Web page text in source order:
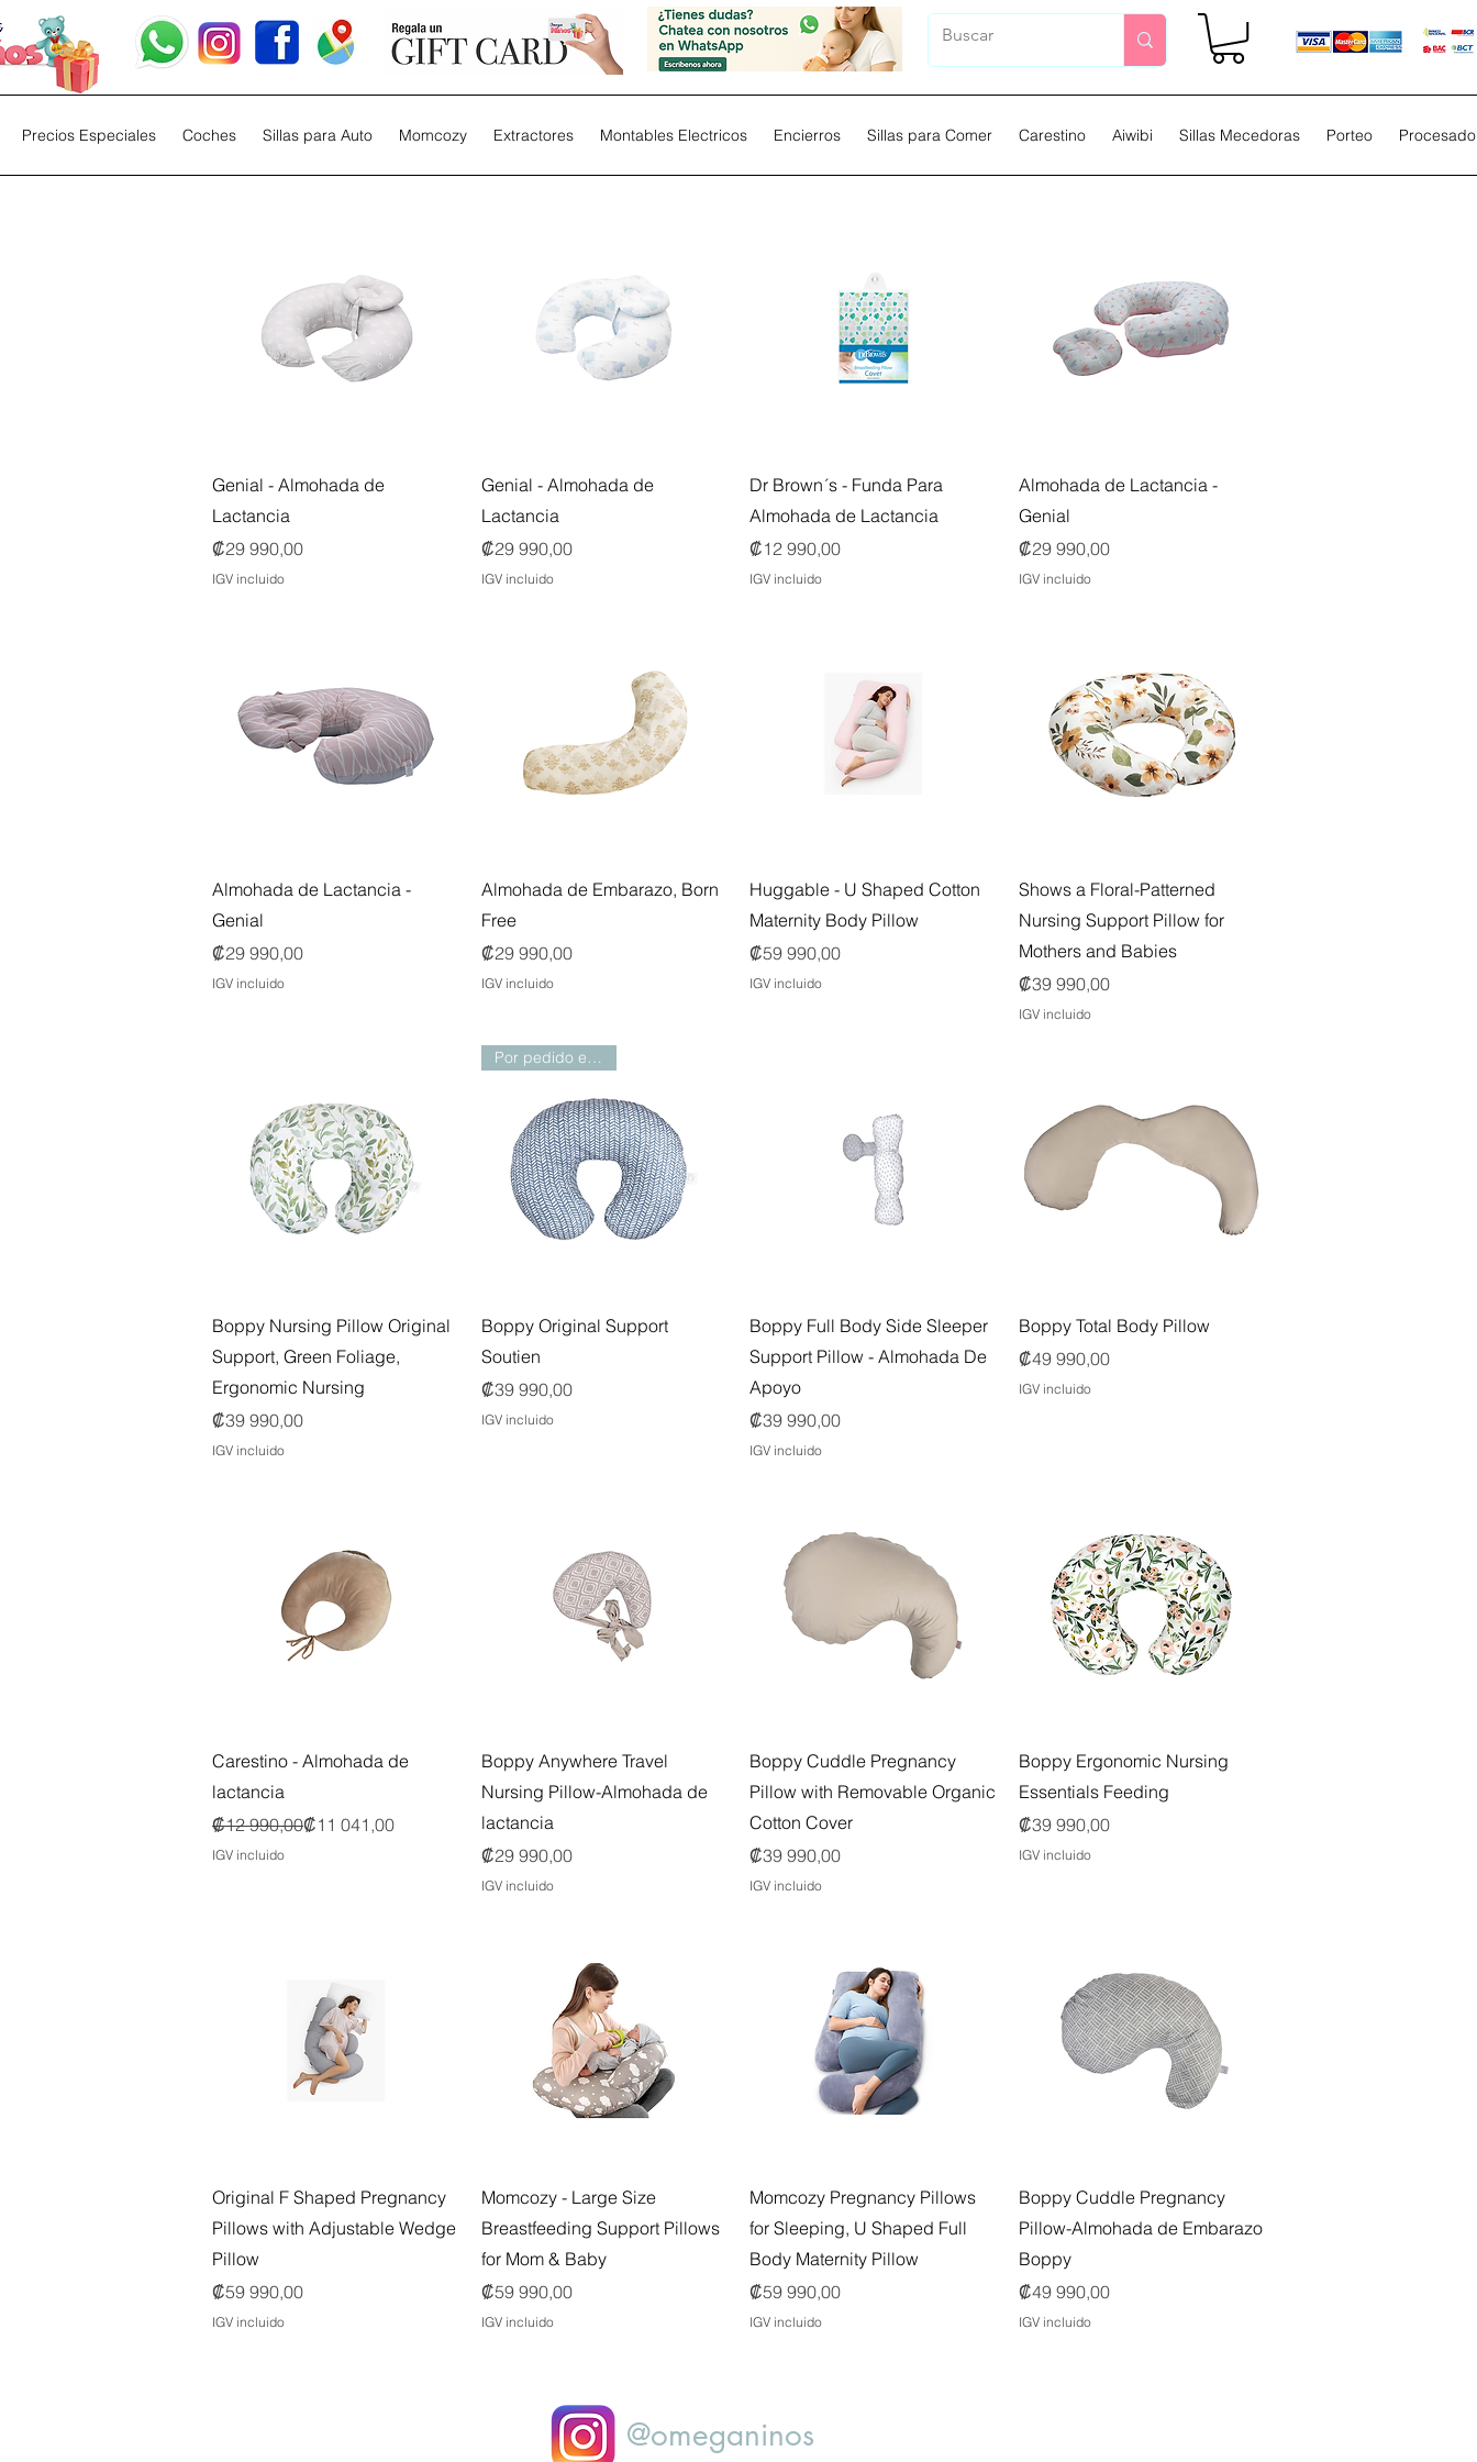
Precios Especiales Coches Sillas para Auto Momcozy Extractores Montables Electricos Encierros Sillas para Comer Carestino Aiwibi Sillas Mecedoras Porteo
Vista rápida
Genial - Almohada de
Lactancia
Precio
₡29 990,00
IGV incluido
Vista rápida
Genial - Almohada de
Lactancia
Precio
₡29 990,00
IGV incluido
Vista rápida
Dr Brown´s - Funda Para
Almohada de Lactancia
Precio
₡12 990,00
IGV incluido
Vista rápida
Almohada de Lactancia -
Genial
Precio
₡29 990,00
IGV incluido
Vista rápida
Almohada de Lactancia -
Genial
Precio
₡29 990,00
IGV incluido
Vista rápida
Almohada de Embarazo, Born
Free
Precio
₡29 990,00
IGV incluido
Vista rápida
Huggable - U Shaped Cotton
Maternity Body Pillow
Precio
₡59 990,00
IGV incluido
Vista rápida
Shows a Floral-Patterned
Nursing Support Pillow for
Mothers and Babies
Precio
₡39 990,00
IGV incluido
Vista rápida
Boppy Nursing Pillow Original
Support, Green Foliage,
Ergonomic Nursing
Precio
₡39 990,00
IGV incluido
Vista rápida
Por pedido especial
Boppy Original Support
Soutien
Precio
₡39 990,00
IGV incluido
Vista rápida
Boppy Full Body Side Sleeper
Support Pillow - Almohada De
Apoyo
Precio
₡39 990,00
IGV incluido
Vista rápida
Boppy Total Body Pillow
Precio
₡49 990,00
IGV incluido
Vista rápida
Carestino - Almohada de
lactancia
Precio
₡12 990,00
Precio de oferta₡11 041,00
IGV incluido
Vista rápida
Boppy Anywhere Travel
Nursing Pillow-Almohada de
lactancia
Precio
₡29 990,00
IGV incluido
Vista rápida
Boppy Cuddle Pregnancy
Pillow with Removable Organic
Cotton Cover
Precio
₡39 990,00
IGV incluido
Vista rápida
Boppy Ergonomic Nursing
Essentials Feeding
Precio
₡39 990,00
IGV incluido
Vista rápida
Original F Shaped Pregnancy
Pillows with Adjustable Wedge
Pillow
Precio
₡59 990,00
IGV incluido
Vista rápida
Momcozy - Large Size
Breastfeeding Support Pillows
for Mom & Baby
Precio
₡59 990,00
IGV incluido
Vista rápida
Momcozy Pregnancy Pillows
for Sleeping, U Shaped Full
Body Maternity Pillow
Precio
₡59 990,00
IGV incluido
Vista rápida
Boppy Cuddle Pregnancy
Pillow-Almohada de Embarazo
Boppy
Precio
₡49 990,00
IGV incluido
@omeganinos